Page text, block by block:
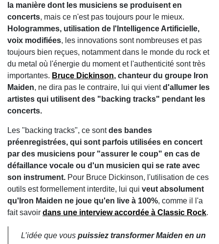
la manière dont les musiciens se produisent en
concerts, mais ce n'est pas toujours pour le mieux.
Hologrammes, utilisation de l'Intelligence Artificielle,
voix modifiées, les innovations sont nombreuses et pas
toujours bien reçues, notamment dans le monde du rock et
du metal où l'énergie du moment et l'authenticité sont très
importantes. Bruce Dickinson, chanteur du groupe Iron
Maiden, ne dira pas le contraire, lui qui vientd'allumer les
artistes qui utilisent des "backing tracks" pendant les
concerts.
Les "backing tracks", ce sontdes bandes
préenregistrées, qui sont parfois utilisées en concert
par des musiciens pour "assurer le coup" en cas de
défaillance vocale ou d'un musicien qui se rate avec
son instrument. Pour Bruce Dickinson, l'utilisation de ces
outils est formellement interdite, lui qui veut absolument
qu'Iron Maiden ne joue qu'en live à 100%, comme il l'a
fait savoir dans une interview accordée à Classic Rock.
L’idée que vous puissiez transformer Maiden en un